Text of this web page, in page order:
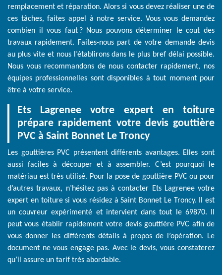
remplacement et réparation. Alors si vous devez réaliser une de
ces tâches, faites appel à notre service. Vous vous demandez
combien il vous faut ? Nous pouvons déterminer le cout des
travaux rapidement. Faites-nous part de votre demande devis
au plus vite et nous l’établirons dans le plus bref délai possible.
Nous vous recommandons de nous contacter rapidement, nos
équipes professionnelles sont disponibles à tout moment pour
être à votre service.
Ets Lagrenee votre expert en toiture
prépare rapidement votre devis gouttière
PVC à Saint Bonnet Le Troncy
Les gouttières PVC présentent différents avantages. Elles sont
aussi faciles à découper et à assembler. C’est pourquoi le
matériau est très utilisé. Pour la pose de gouttière PVC ou pour
d’autres travaux, n’hésitez pas à contacter Ets Lagrenee votre
expert en toiture si vous résidez à Saint Bonnet Le Troncy. Il est
un couvreur expérimenté et intervient dans tout le 69870. Il
peut vous établir rapidement votre devis gouttière PVC afin de
vous donner les différents détails à propos de l’opération. Le
document ne vous engage pas. Avec le devis, vous constaterez
qu’il assure un tarif très abordable.